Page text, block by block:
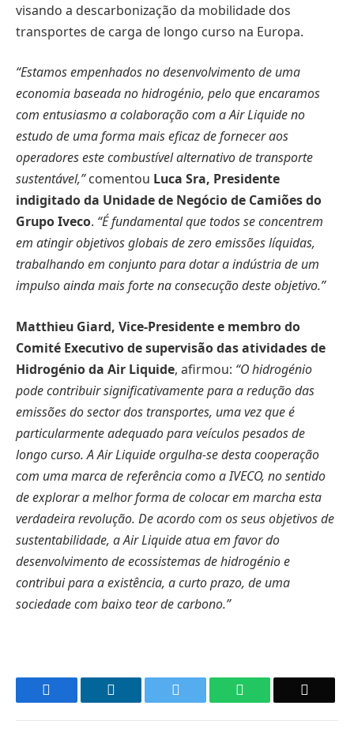
visando a descarbonização da mobilidade dos
transportes de carga de longo curso na Europa.
“Estamos empenhados no desenvolvimento de uma
economia baseada no hidrogénio, pelo que encaramos
com entusiasmo a colaboração com a Air Liquide no
estudo de uma forma mais eficaz de fornecer aos
operadores este combustível alternativo de transporte
sustentável,”comentou Luca Sra, Presidente
indigitado da Unidade de Negócio de Camiões do
Grupo Iveco. “É fundamental que todos se concentrem
em atingir objetivos globais de zero emissões líquidas,
trabalhando em conjunto para dotar a indústria de um
impulso ainda mais forte na consecução deste objetivo.”
Matthieu Giard, Vice-Presidente e membro do
Comité Executivo de supervisão das atividades de
Hidrogénio da Air Liquide, afirmou: “O hidrogénio
pode contribuir significativamente para a redução das
emissões do sector dos transportes, uma vez que é
particularmente adequado para veículos pesados de
longo curso. A Air Liquide orgulha-se desta cooperação
com uma marca de referência como a IVECO, no sentido
de explorar a melhor forma de colocar em marcha esta
verdadeira revolução. De acordo com os seus objetivos de
sustentabilidade, a Air Liquide atua em favor do
desenvolvimento de ecossistemas de hidrogénio e
contribui para a existência, a curto prazo, de uma
sociedade com baixo teor de carbono.”
WhatsApp